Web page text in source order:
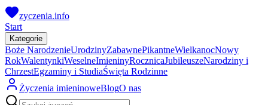
zyczenia.info
Start
Kategorie
Boże NarodzenieUrodzinyZabawnePikantneWielkanocNowy
RokWalentynkiWeselneImieninyRocznicaJubileuszeNarodziny i
ChrzestEgzaminy i StudiaŚwięta Rodzinne
Życzenia imieninoweBlogO nas